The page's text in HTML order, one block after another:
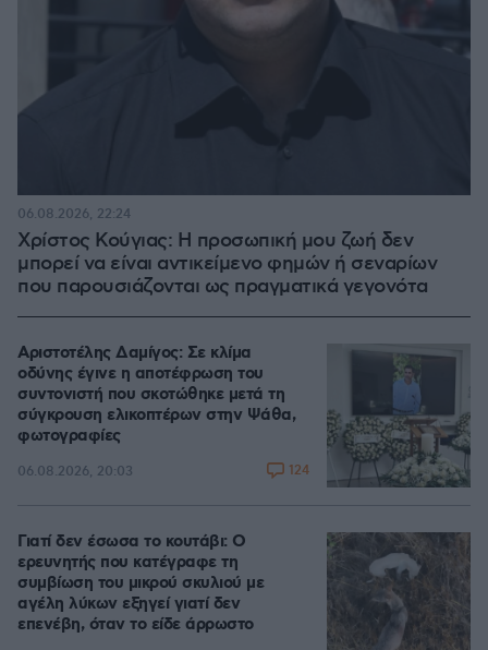
Χρίστος Κούγιας: Η προσωπική μου ζωή δεν
μπορεί να είναι αντικείμενο φημών ή σεναρίων
που παρουσιάζονται ως πραγματικά γεγονότα
06.08.2026, 22:24
Αριστοτέλης Δαμίγος: Σε κλίμα
οδύνης έγινε η αποτέφρωση του
συντονιστή που σκοτώθηκε μετά τη
σύγκρουση ελικοπτέρων στην Ψάθα,
φωτογραφίες
06.08.2026, 20:03 124
Γιατί δεν έσωσα το κουτάβι: Ο
ερευνητής που κατέγραφε τη
συμβίωση του μικρού σκυλιού με
αγέλη λύκων εξηγεί γιατί δεν
επενέβη, όταν το είδε άρρωστο